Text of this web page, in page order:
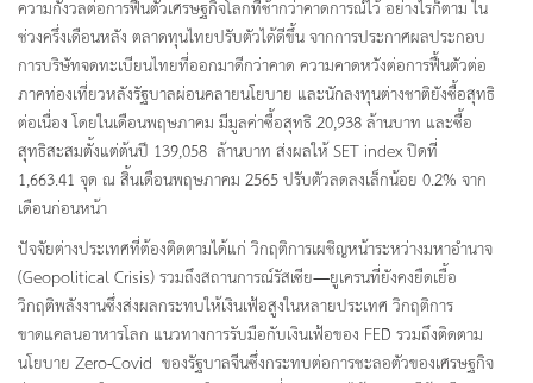
ความกังวลต่อการฟื้นตัวเศรษฐกิจโลกที่ช้ากว่าคาดการณ์ไว้ อย่างไรก็ตาม ใน
ช่วงครึ่งเดือนหลัง ตลาดทุนไทยปรับตัวได้ดีขึ้น จากการประกาศผลประกอบ
การบริษัทจดทะเบียนไทยที่ออกมาดีกว่าคาด ความคาดหวังต่อการฟื้นตัวต่อ
ภาคท่องเที่ยวหลังรัฐบาลผ่อนคลายนโยบาย และนักลงทุนต่างชาติยังซื้อสุทธิ
ต่อเนื่อง โดยในเดือนพฤษภาคม มีมูลค่าซื้อสุทธิ 20,938 ล้านบาท และซื้อ
สุทธิสะสมตั้งแต่ต้นปี 139,058 ล้านบาท ส่งผลให้ SET index ปิดที่
1,663.41 จุด ณ สิ้นเดือนพฤษภาคม 2565 ปรับตัวลดลงเล็กน้อย 0.2% จาก
เดือนก่อนหน้า
ปัจจัยต่างประเทศที่ต้องติดตามได้แก่ วิกฤติการเผชิญหน้าระหว่างมหาอำนาจ
(Geopolitical Crisis) รวมถึงสถานการณ์รัสเซีย—ยูเครนที่ยังคงยืดเยื้อ
วิกฤติพลังงานซึ่งส่งผลกระทบให้เงินเฟ้อสูงในหลายประเทศ วิกฤติการ
ขาดแคลนอาหารโลก แนวทางการรับมือกับเงินเฟ้อของ FED รวมถึงติดตาม
นโยบาย Zero-Covid ของรัฐบาลจีนซึ่งกระทบต่อการชะลอตัวของเศรษฐกิจ